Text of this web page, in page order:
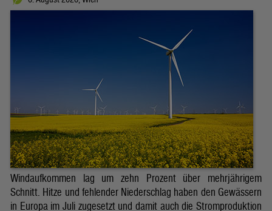
Windaufkommen lag um zehn Prozent über mehrjährigem
Schnitt. Hitze und fehlender Niederschlag haben den Gewässern
in Europa im Juli zugesetzt und damit auch die Stromproduktion